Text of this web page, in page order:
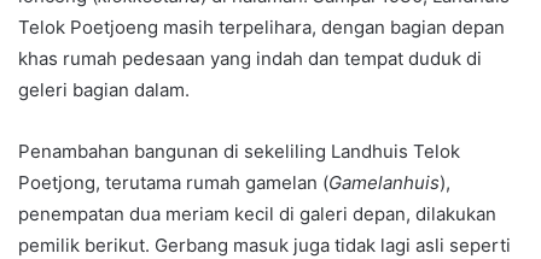
Telok Poetjoeng masih terpelihara, dengan bagian depan
khas rumah pedesaan yang indah dan tempat duduk di
geleri bagian dalam.
Penambahan bangunan di sekeliling Landhuis Telok
Poetjong, terutama rumah gamelan (Gamelanhuis),
penempatan dua meriam kecil di galeri depan, dilakukan
pemilik berikut. Gerbang masuk juga tidak lagi asli seperti